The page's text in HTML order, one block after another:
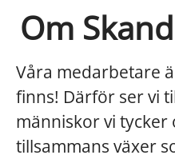
Om
Våra medarbetare
finns! Därför ser vi
människor vi tycker
tillsammans växer